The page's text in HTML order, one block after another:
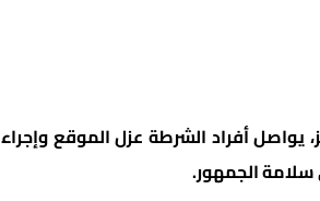
أفراد الشرطة عزل الموقع وإجراء
سلامة الجمهور.